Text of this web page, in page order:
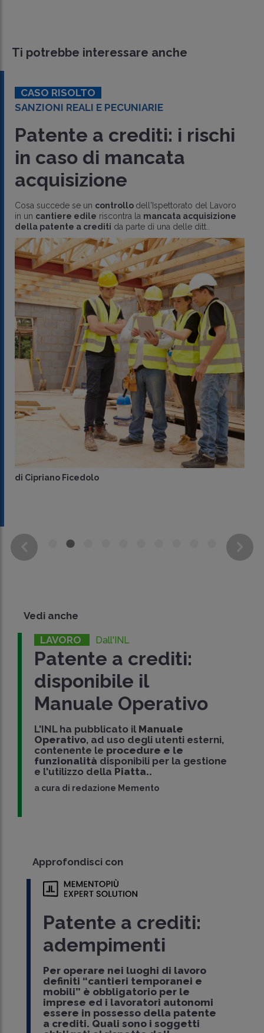
Ti potrebbe interessare anche
CASO RISOLTO
SANZIONI REALI E PECUNIARIE
Patente a crediti: i rischi
in caso di mancata
acquisizione
Cosa succede se un controllo dell'Ispettorato del Lavoro
in un cantiere edile riscontra la mancata acquisizione
della patente a crediti da parte di una delle ditt..
di Cipriano Ficedolo
Vedi anche
LAVORO Dall'INL
Patente a crediti:
disponibile il
Manuale Operativo
L'INL ha pubblicato il Manuale
Operativo, ad uso degli utenti esterni,
contenente le procedure e le
funzionalità disponibili per la gestione
e l'utilizzo della Piatta..
a cura di redazione Memento
Approfondisci con
Patente a crediti:
adempimenti
Per operare nei luoghi di lavoro
definiti “cantieri temporanei e
mobili” è obbligatorio per le
imprese ed i lavoratori autonomi
essere in possesso della patente
a crediti. Quali sono i soggetti